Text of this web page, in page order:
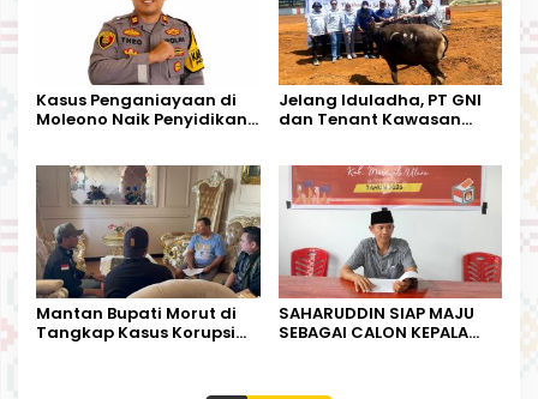
Kasus Penganiayaan di
Moleono Naik Penyidikan,
Jelang Iduladha, PT GNI
dan Tenant Kawasan
Mantan Bupati Morut di
Tangkap Kasus Korupsi
SAHARUDDIN SIAP MAJU
SEBAGAI CALON KEPALA